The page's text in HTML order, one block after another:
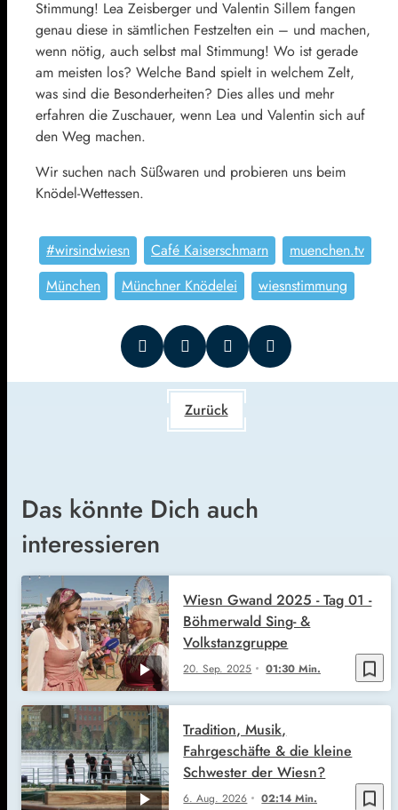
Stimmung! Lea Zeisberger und Valentin Sillem fangen
genau diese in sämtlichen Festzelten ein – und machen,
wenn nötig, auch selbst mal Stimmung! Wo ist gerade
am meisten los? Welche Band spielt in welchem Zelt,
was sind die Besonderheiten? Dies alles und mehr
erfahren die Zuschauer, wenn Lea und Valentin sich auf
den Weg machen.
Wir suchen nach Süßwaren und probieren uns beim
Knödel-Wettessen.
#wirsindwiesn Café Kaiserschmarn
muenchen.tv
München
Münchner Knödelei wiesnstimmung
Zurück
Das könnte Dich auch
interessieren
bookmark_border
20. Sep. 2025 01:30 Min.
Wiesn Gwand 2025 - Tag 01 -
Böhmerwald Sing- &
Volkstanzgruppe
bookmark_border
6. Aug. 2026 02:14 Min.
Tradition, Musik,
Fahrgeschäfte & die kleine
Schwester der Wiesn?